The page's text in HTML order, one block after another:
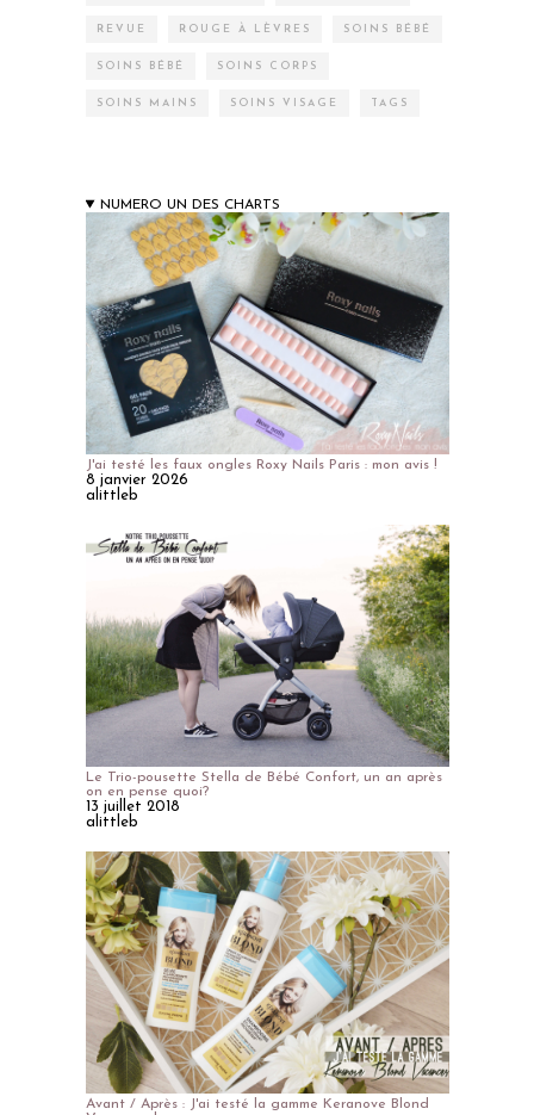
REVUE ROUGE À LÈVRES SOINS BÉBÉ
SOINS BÉBÉ SOINS CORPS
SOINS MAINS SOINS VISAGE TAGS
NUMERO UN DES CHARTS
J'ai testé les faux ongles Roxy Nails Paris : mon avis !
8 janvier 2026
alittleb
Le Trio-pousette Stella de Bébé Confort, un an après
on en pense quoi?
13 juillet 2018
alittleb
Avant / Après : J'ai testé la gamme Keranove Blond